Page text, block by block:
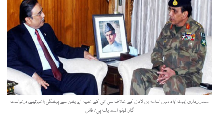
صدر زرداری ایبٹ آباد میں اسامہ بن لادن کے خلاف سی آئی کے خفیہ آپریشن سے پیشگی باخبرتھے,درخواست
گزار. فوٹو: اے ایف پی/ فائل